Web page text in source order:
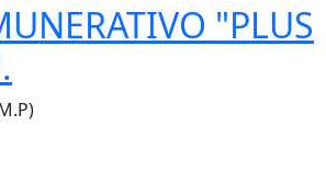
"PLUS